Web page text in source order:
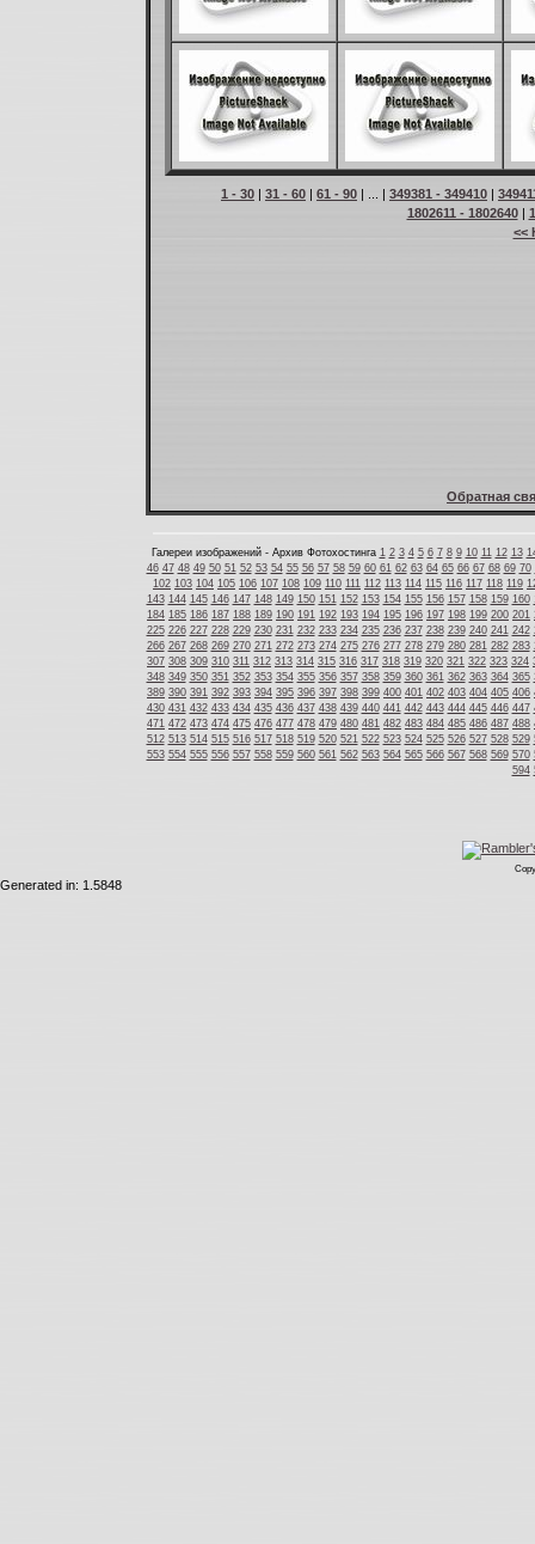
1 - 30 | 31 - 60 | 61 - 90 | ... | 349381 - 349410 |
1802611 - 1802640|
<<
Обратная
Галереи изображений - Архив Фотохостинга 1 2 3 4 5 6 7 8 9 10 11 12 13
46 47 48 49 50 51 52 53 54 55 56 57 58 59 60 61 62 63 64 65 66 67 68 69 70
102 103 104 105 106 107 108 109 110 111 112 113 114 115 116 117 118 119
143 144 145 146 147 148 149 150 151 152 153 154 155 156 157 158 159 160
184 185 186 187 188 189 190 191 192 193 194 195 196 197 198 199 200 201
225 226 227 228 229 230 231 232 233 234 235 236 237 238 239 240 241 242
266 267 268 269 270 271 272 273 274 275 276 277 278 279 280 281 282 283
307 308 309 310 311 312 313 314 315 316 317 318 319 320 321 322 323 324
348 349 350 351 352 353 354 355 356 357 358 359 360 361 362 363 364 365
389 390 391 392 393 394 395 396 397 398 399 400 401 402 403 404 405 406
430 431 432 433 434 435 436 437 438 439 440 441 442 443 444 445 446 447
471 472 473 474 475 476 477 478 479 480 481 482 483 484 485 486 487 488
512 513 514 515 516 517 518 519 520 521 522 523 524 525 526 527 528 529
553 554 555 556 557 558 559 560 561 562 563 564 565 566 567 568 569 570
594
Generated in: 1.5848